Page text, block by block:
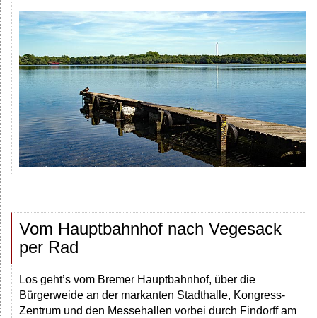
Vom Hauptbahnhof nach Vegesack
per Rad
Los geht’s vom Bremer Hauptbahnhof, über die
Bürgerweide an der markanten Stadthalle, Kongress-
Zentrum und den Messehallen vorbei durch Findorff am